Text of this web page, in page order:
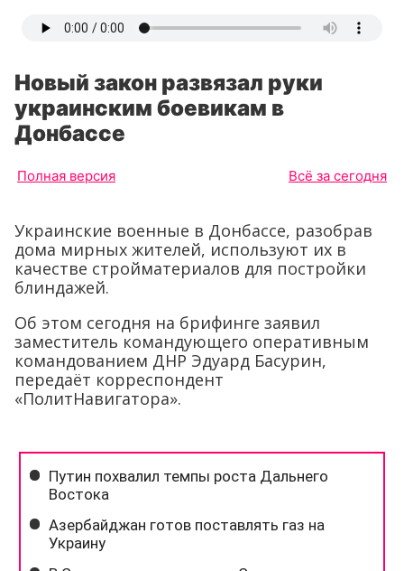
Новый закон развязал руки
украинским боевикам в
Донбассе
Полная версия Всё за сегодня
Украинские военные в Донбассе, разобрав
дома мирных жителей, используют их в
качестве стройматериалов для постройки
блиндажей.
Об этом сегодня на брифинге заявил
заместитель командующего оперативным
командованием ДНР Эдуард Басурин,
передаёт корреспондент
«ПолитНавигатора».